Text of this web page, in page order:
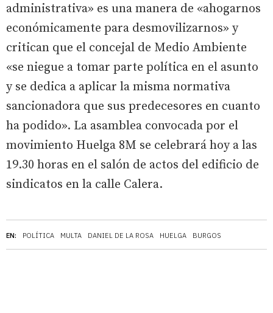
EN: POLÍTICA MULTA DANIEL DE LA ROSA HUELGA BURGOS
administrativa» es una manera de «ahogarnos
económicamente para desmovilizarnos» y
critican que el concejal de Medio Ambiente
«se niegue a tomar parte política en el asunto
y se dedica a aplicar la misma normativa
sancionadora que sus predecesores en cuanto
ha podido». La asamblea convocada por el
movimiento Huelga 8M se celebrará hoy a las
19.30 horas en el salón de actos del edificio de
sindicatos en la calle Calera.